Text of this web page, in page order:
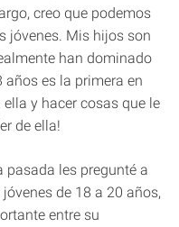
creo que podemos
jóvenes. Mis hijos son
han dominado
es la primera en
y hacer cosas que le
de ella!
pasada les pregunté a
de 18 a 20 años,
entre su